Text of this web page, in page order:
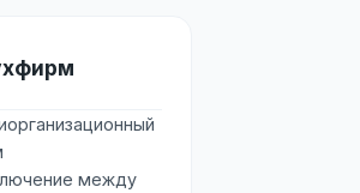
между